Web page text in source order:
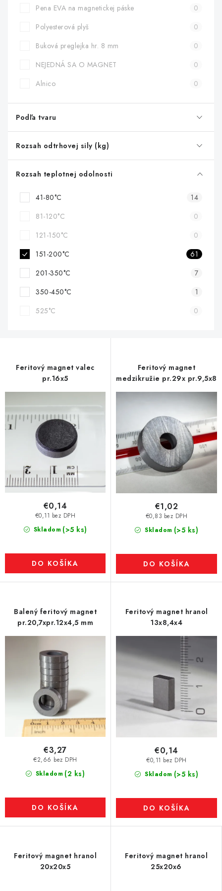
Pena EVA na magnetickej páske
0
Polyesterová plyš
0
Buková preglejka hr. 8 mm
0
NEJEDNÁ SA O MAGNET
0
Alnico
0
Podľa tvaru
Rozsah odtrhovej sily (kg)
Rozsah teplotnej odolnosti
41-80°C
14
81-120°C
0
121-150°C
0
151-200°C
61
201-350°C
7
350-450°C
1
525°C
0
Feritový magnet valec
pr.16x5
Skladom (>5 ks)
€0,11 bez DPH
€0,14
DO KOŠÍKA
Feritový magnet
medzikružie pr.29x pr.9,5x8
Skladom (>5 ks)
€0,83 bez DPH
€1,02
DO KOŠÍKA
Balený feritový magnet
pr.20,7xpr.12x4,5 mm
Skladom (2 ks)
€2,66 bez DPH
€3,27
DO KOŠÍKA
Feritový magnet hranol
13x8,4x4
Skladom (>5 ks)
€0,11 bez DPH
€0,14
DO KOŠÍKA
Feritový magnet hranol
20x20x5
Feritový magnet hranol
25x20x6